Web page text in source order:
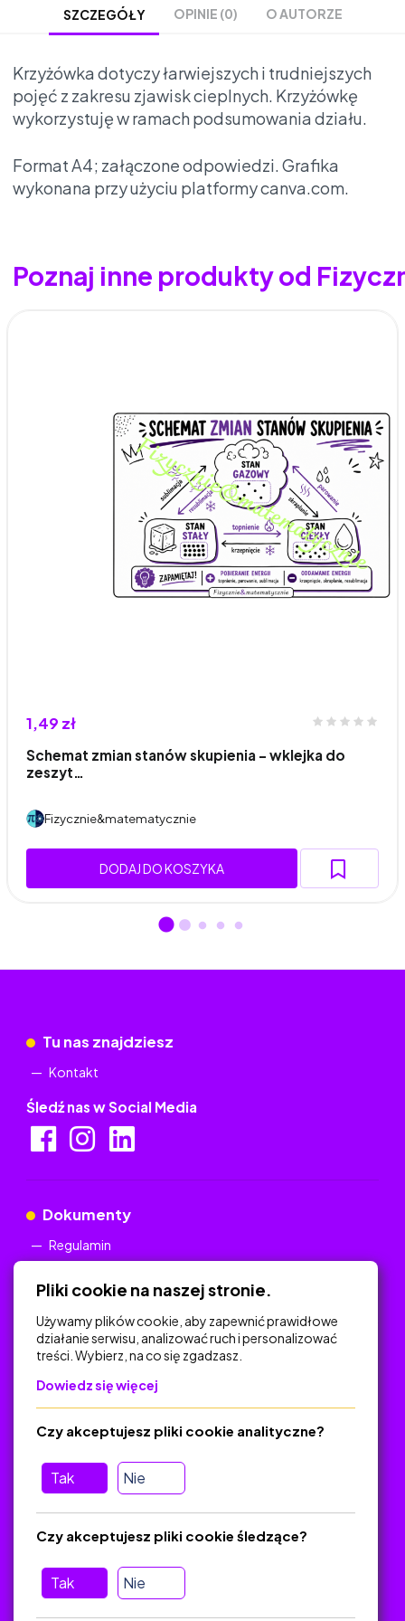
SZCZEGÓŁY OPINIE (0) O AUTORZE
Krzyżówka dotyczy łarwiejszych i trudniejszych
pojęć z zakresu zjawisk cieplnych. Krzyżówkę
wykorzystuję w ramach podsumowania działu.
Format A4; załączone odpowiedzi. Grafika
wykonana przy użyciu platformy canva.com.
Poznaj inne produkty od
1,49 zł
Schemat zmian stanów skupienia – wklejka do
zeszyt…
Fizycznie&matematycznie
DODAJ DO KOSZYKA
Tu nas znajdziesz
Kontakt
Śledź nas w Social Media
Dokumenty
Regulamin
Na skróty
Polityka Prywatności
Regulamin
O platformie
Baza materiałów dydaktycznych
Jak zostać autorem
FAQ
Pomoc
Pliki cookie na naszej stronie.
Używamy plików cookie, aby zapewnić prawidłowe
działanie serwisu, analizować ruch i personalizować
treści. Wybierz, na co się zgadzasz.
Dowiedz się więcej
Tak Nie
Czy akceptujesz pliki cookie analityczne?
Tak Nie
Czy akceptujesz pliki cookie śledzące?